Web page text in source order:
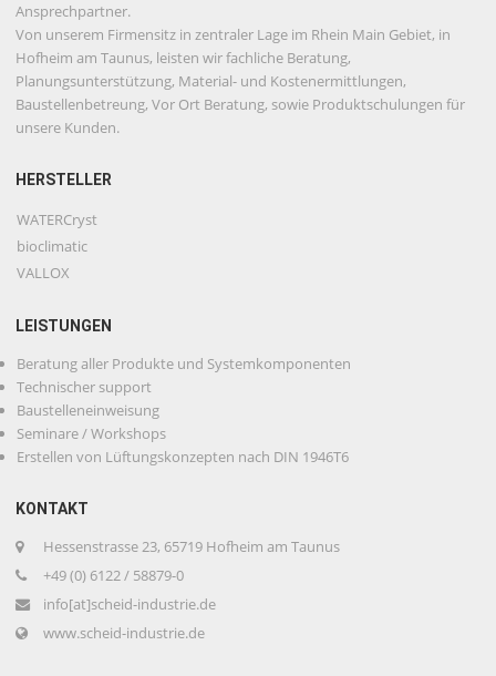
Ansprechpartner.
Von unserem Firmensitz in zentraler Lage im Rhein Main Gebiet, in
Hofheim am Taunus, leisten wir fachliche Beratung,
Planungsunterstützung, Material- und Kostenermittlungen,
Baustellenbetreung, Vor Ort Beratung, sowie Produktschulungen für
unsere Kunden.
HERSTELLER
WATERCryst
bioclimatic
VALLOX
LEISTUNGEN
Beratung aller Produkte und Systemkomponenten
Technischer support
Baustelleneinweisung
Seminare / Workshops
Erstellen von Lüftungskonzepten nach DIN 1946T6
KONTAKT
Hessenstrasse 23, 65719 Hofheim am Taunus
+49 (0) 6122 / 58879-0
info[at]scheid-industrie.de
www.scheid-industrie.de